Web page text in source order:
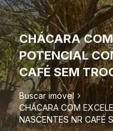
CHÁCARA
POTENCIAL
CAFÉ SEM
Buscar imóvel
CHÁCARA COM
NASCENTES NR CAFÉ